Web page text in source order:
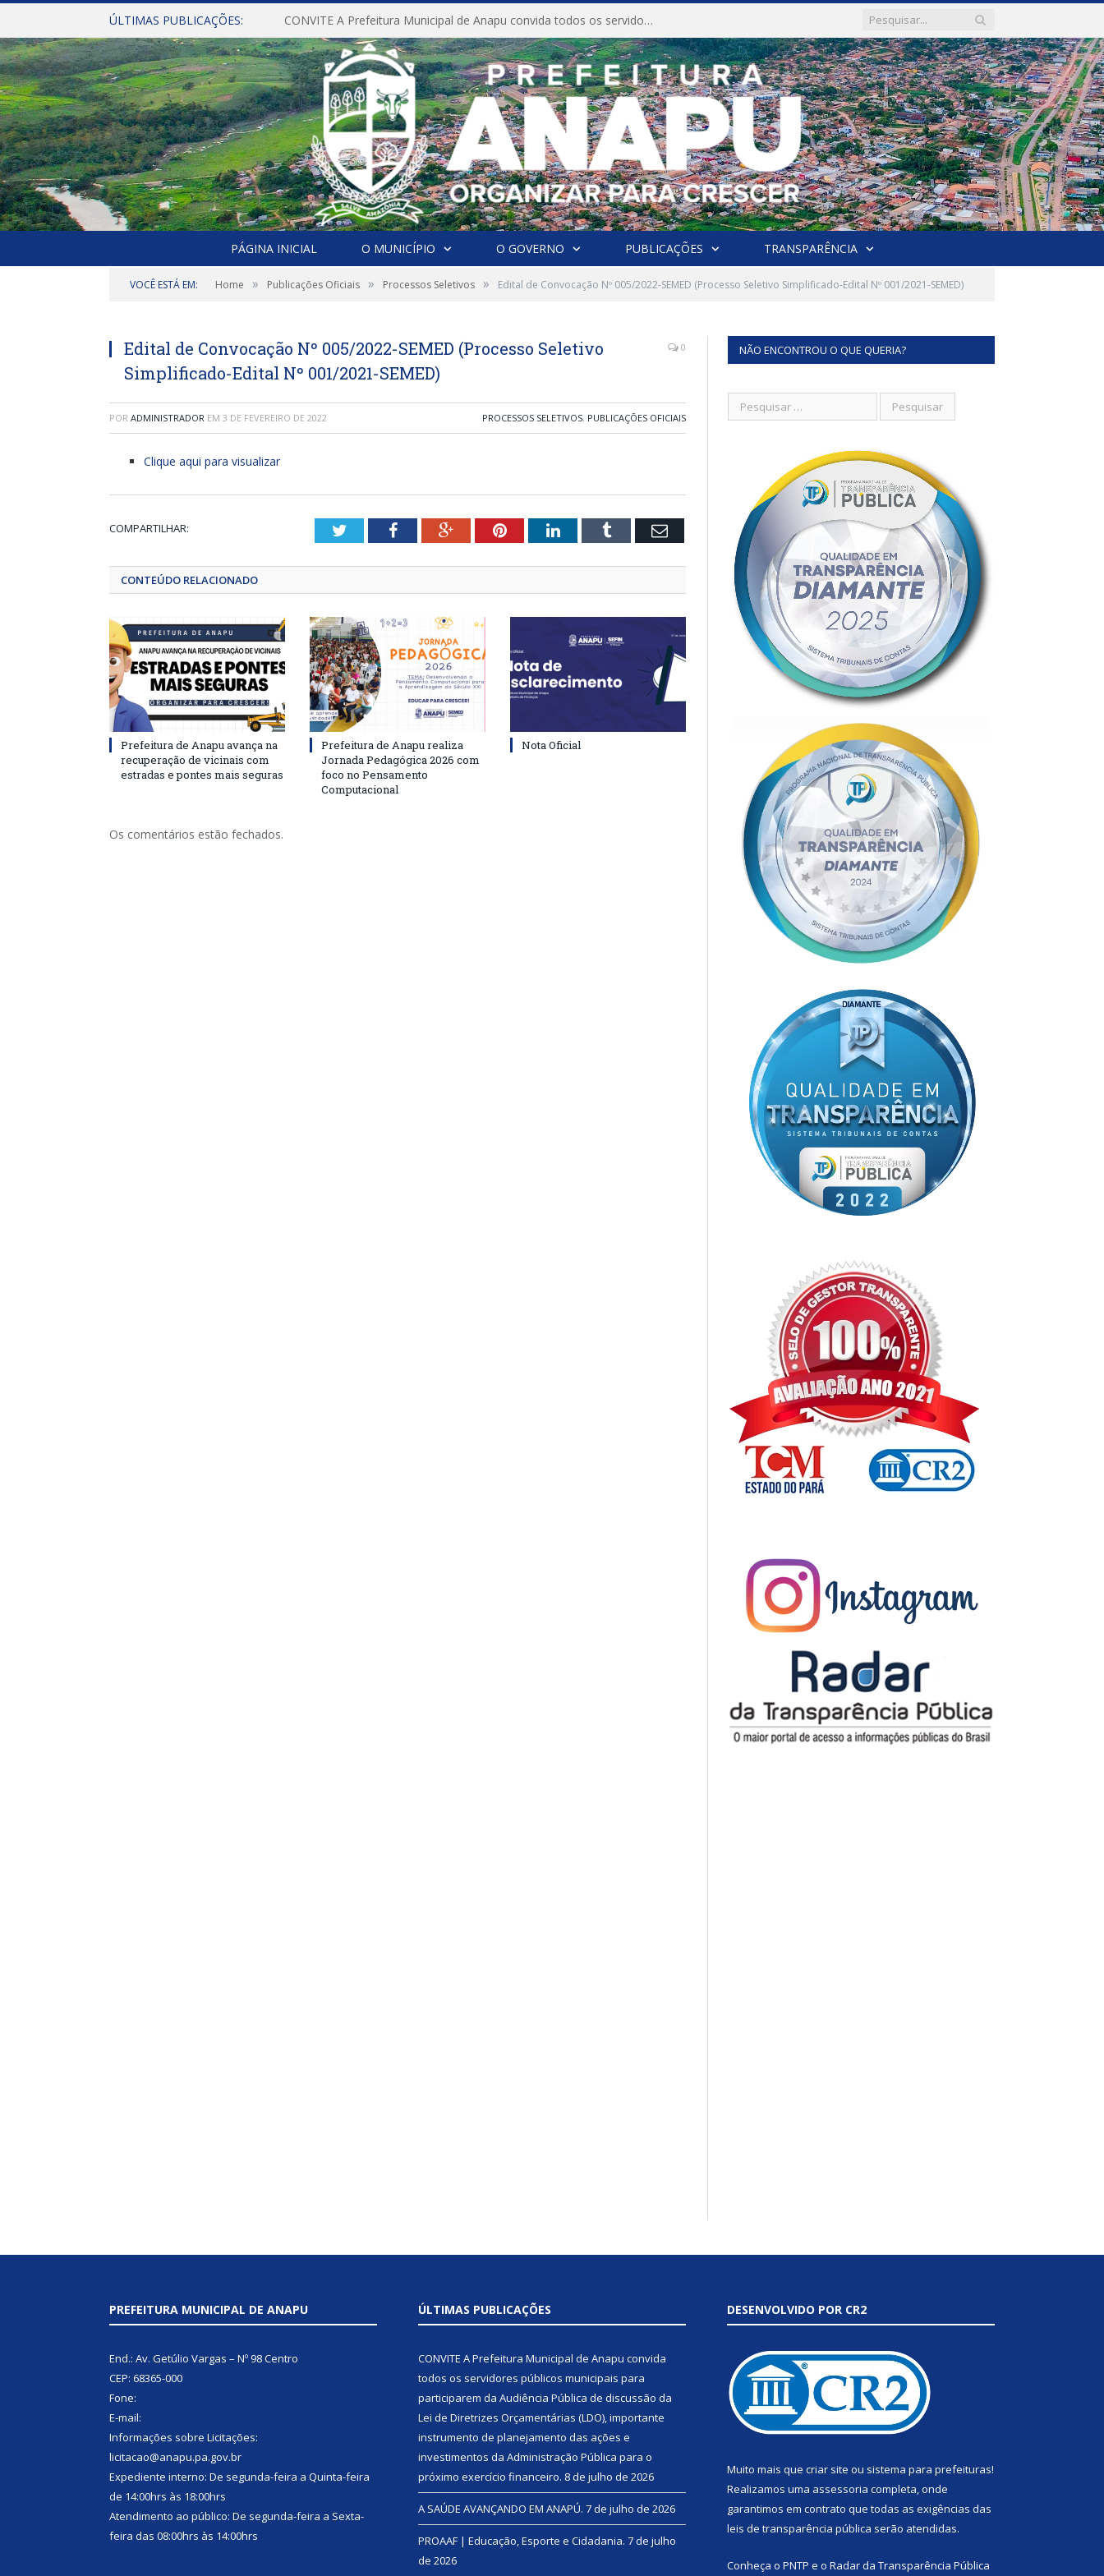
ÚLTIMAS PUBLICAÇÕES: CONVITE A Prefeitura Municipal de Anapu convida todos os servidores públicos municipais para participarem da Audiência Pública de discussão da Lei de Diretrizes Orçamentárias (LDO), importante instrumento de planejamento das ações e investimentos da Administração Pública para o próximo exercício financeiro.
PÁGINA INICIAL O MUNICÍPIO O GOVERNO PUBLICAÇÕES TRANSPARÊNCIA
VOCÊ ESTÁ EM: Home » Publicações Oficiais » Processos Seletivos » Edital de Convocação Nº 005/2022-SEMED (Processo Seletivo Simplificado-Edital Nº 001/2021-SEMED)
Edital de Convocação Nº 005/2022-SEMED (Processo Seletivo
Simplificado-Edital Nº 001/2021-SEMED)
0
POR ADMINISTRADOR EM 3 DE FEVEREIRO DE 2022 PROCESSOS SELETIVOS, PUBLICAÇÕES OFICIAIS
Clique aqui para visualizar
COMPARTILHAR: TwitterFacebookGoogle+PinterestLinkedInTumblr Email
CONTEÚDO RELACIONADO
Prefeitura de Anapu avança na
recuperação de vicinais com
estradas e pontes mais seguras
Prefeitura de Anapu realiza
Jornada Pedagógica 2026 com
foco no Pensamento
Computacional
Nota Oficial
Os comentários estão fechados.
NÃO ENCONTROU O QUE QUERIA?
PREFEITURA MUNICIPAL DE ANAPU
End.: Av. Getúlio Vargas – Nº 98 Centro
CEP: 68365-000
Fone:
E-mail:
Informações sobre Licitações:
licitacao@anapu.pa.gov.br
Expediente interno: De segunda-feira a Quinta-feira
de 14:00hrs às 18:00hrs
Atendimento ao público: De segunda-feira a Sexta-
feira das 08:00hrs às 14:00hrs
ÚLTIMAS PUBLICAÇÕES
CONVITE A Prefeitura Municipal de Anapu convida
todos os servidores públicos municipais para
participarem da Audiência Pública de discussão da
Lei de Diretrizes Orçamentárias (LDO), importante
instrumento de planejamento das ações e
investimentos da Administração Pública para o
próximo exercício financeiro. 8 de julho de 2026
A SAÚDE AVANÇANDO EM ANAPÚ. 7 de julho de 2026
PROAAF | Educação, Esporte e Cidadania. 7 de julho
de 2026
DESENVOLVIDO POR CR2
Muito mais que criar site ou sistema para prefeituras!
Realizamos uma assessoria completa, onde
garantimos em contrato que todas as exigências das
leis de transparência pública serão atendidas.
Conheça o PNTP e o Radar da Transparência Pública